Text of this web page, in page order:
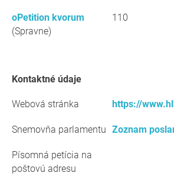
oPetition kvorum
(Spravne)
110
kontaktné údaje
Webová stránka https://
Snemovňa parlamentu Zoznam
Písomná petícia na
poštovú adresu